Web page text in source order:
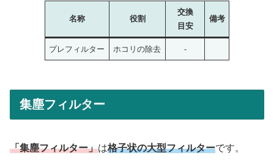
名称 役割
交換
目安
備考
プレフィルター ホコリの除去 -
集塵フィルター
「集塵フィルター」は格子状の大型フィルターです。